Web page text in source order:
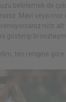
belirlemek de
Mavi veya
nötr alt
gösterip
ten rengine göre